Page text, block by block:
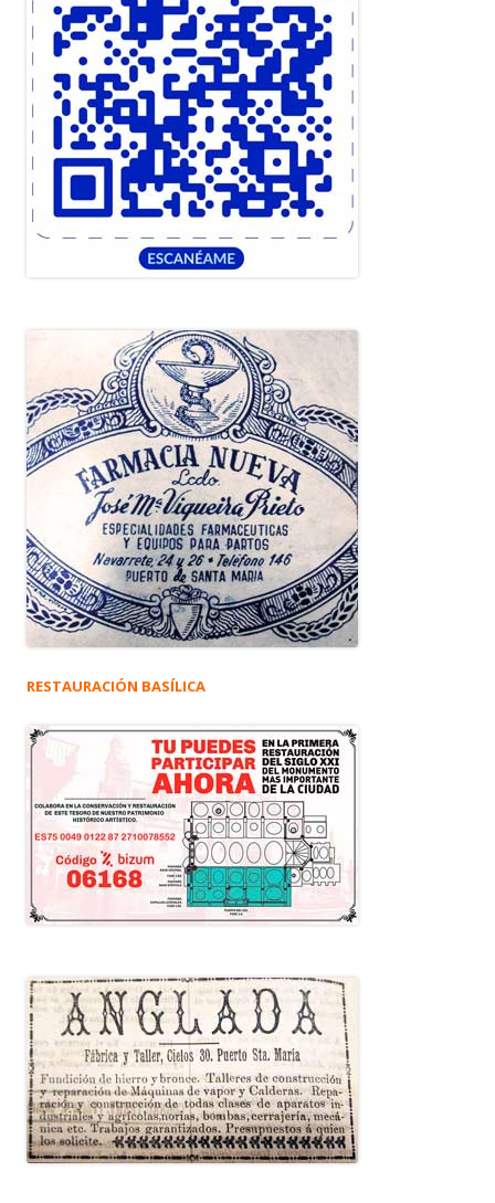
RESTAURACIÓN BASÍLICA